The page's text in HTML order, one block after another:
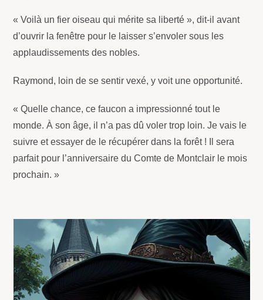
« Voilà un fier oiseau qui mérite sa liberté », dit-il avant
d’ouvrir la fenêtre pour le laisser s’envoler sous les
applaudissements des nobles.
Raymond, loin de se sentir vexé, y voit une opportunité.
« Quelle chance, ce faucon a impressionné tout le
monde. À son âge, il n’a pas dû voler trop loin. Je vais le
suivre et essayer de le récupérer dans la forêt ! Il sera
parfait pour l’anniversaire du Comte de Montclair le mois
prochain. »